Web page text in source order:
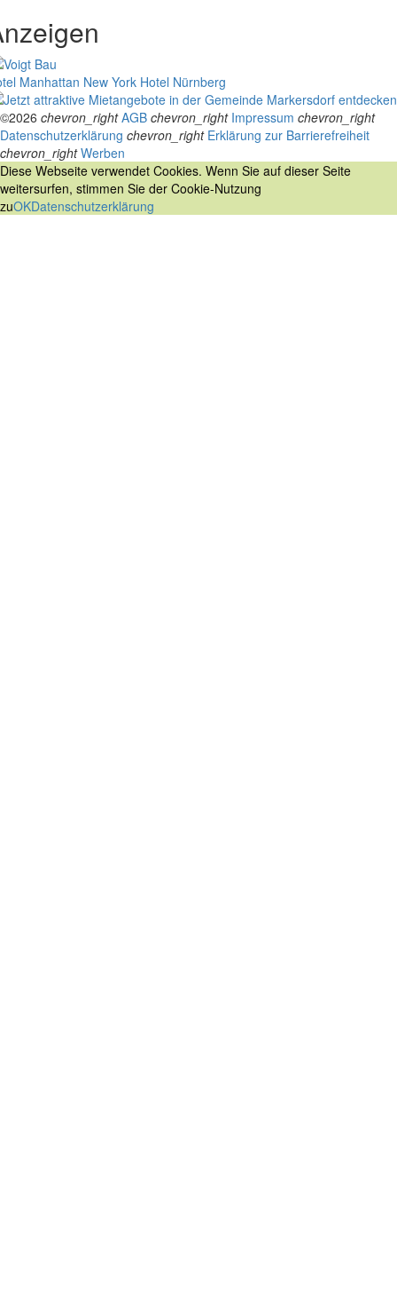
Manhattan New York Hotel Nürnberg
©2026 chevron_right AGB chevron_right Impressum chevron_right
Datenschutzerklärung chevron_right Erklärung zur Barrierefreiheit
chevron_right Werben
Diese Webseite verwendet Cookies. Wenn Sie auf dieser Seite
weitersurfen, stimmen Sie der Cookie-Nutzung
zuOKDatenschutzerklärung